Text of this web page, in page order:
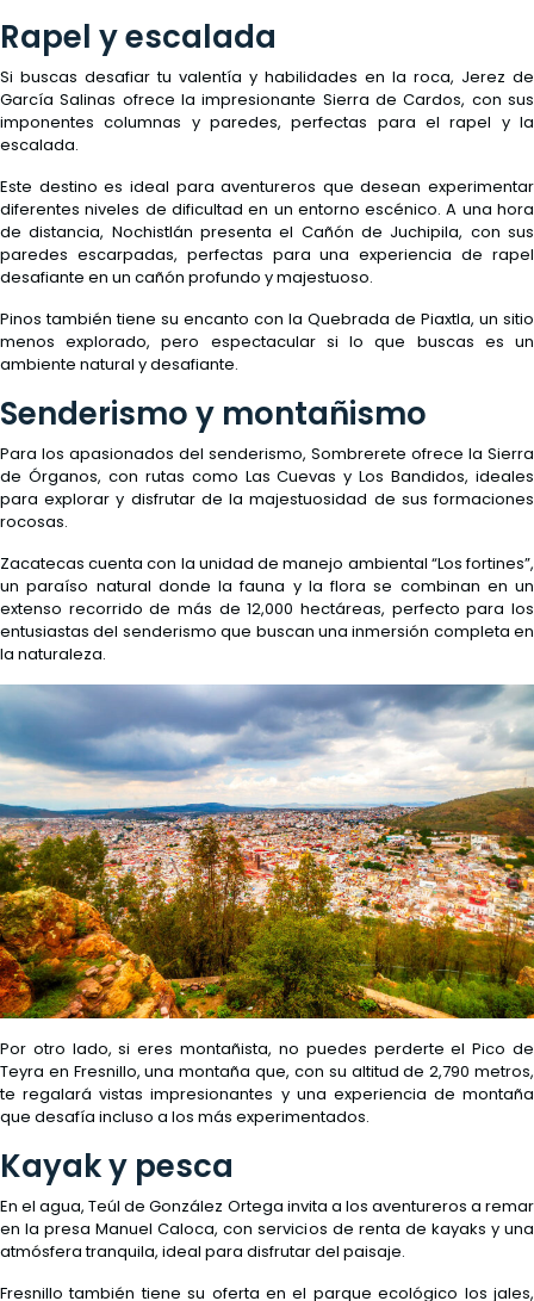
Rapel y escalada
Si buscas desafiar tu valentía y habilidades en la roca, Jerez de
García Salinas ofrece la impresionante Sierra de Cardos, con sus
imponentes columnas y paredes, perfectas para el rapel y la
escalada.
Este destino es ideal para aventureros que desean experimentar
diferentes niveles de dificultad en un entorno escénico. A una hora
de distancia, Nochistlán presenta el Cañón de Juchipila, con sus
paredes escarpadas, perfectas para una experiencia de rapel
desafiante en un cañón profundo y majestuoso.
Pinos también tiene su encanto con la Quebrada de Piaxtla, un sitio
menos explorado, pero espectacular si lo que buscas es un
ambiente natural y desafiante.
Senderismo y montañismo
Para los apasionados del senderismo, Sombrerete ofrece la Sierra
de Órganos, con rutas como Las Cuevas y Los Bandidos, ideales
para explorar y disfrutar de la majestuosidad de sus formaciones
rocosas.
Zacatecas cuenta con la unidad de manejo ambiental “Los fortines”,
un paraíso natural donde la fauna y la flora se combinan en un
extenso recorrido de más de 12,000 hectáreas, perfecto para los
entusiastas del senderismo que buscan una inmersión completa en
la naturaleza.
Por otro lado, si eres montañista, no puedes perderte el Pico de
Teyra en Fresnillo, una montaña que, con su altitud de 2,790 metros,
te regalará vistas impresionantes y una experiencia de montaña
que desafía incluso a los más experimentados.
Kayak y pesca
En el agua, Teúl de González Ortega invita a los aventureros a remar
en la presa Manuel Caloca, con servicios de renta de kayaks y una
atmósfera tranquila, ideal para disfrutar del paisaje.
Fresnillo también tiene su oferta en el parque ecológico los jales,